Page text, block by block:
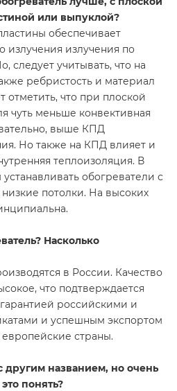
или выпуклой?
обеспечивает
излучения излучения по
следует учитывать, что на
ребристость и материал
отметить, что при плоской
чуть меньше конвективная
выше КПД
Но также на КПД влияет и
теплоизоляция. В
обогреватели с
потолки. На высоких
Насколько
в России. Качество
что подтверждается
российскими и
и успешным экспортом
страны.
другим названием, но очень
понять?